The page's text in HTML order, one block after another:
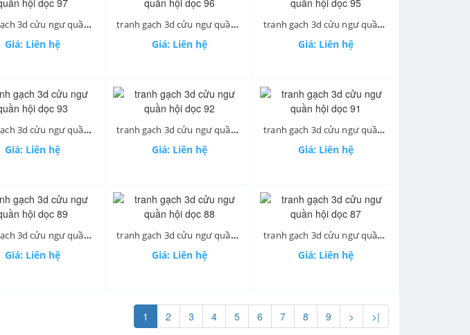
tranh gạch 3d cửu ngư quần hội dọc 97
Giá: Liên hệ
tranh gạch 3d cửu ngư quần hội dọc 96
Giá: Liên hệ
tranh gạch 3d cửu ngư quần hội dọc 95
Giá: Liên hệ
tranh gạch 3d cửu ngư quần hội dọc 93
Giá: Liên hệ
tranh gạch 3d cửu ngư quần hội dọc 92
Giá: Liên hệ
tranh gạch 3d cửu ngư quần hội dọc 91
Giá: Liên hệ
tranh gạch 3d cửu ngư quần hội dọc 89
Giá: Liên hệ
tranh gạch 3d cửu ngư quần hội dọc 88
Giá: Liên hệ
tranh gạch 3d cửu ngư quần hội dọc 87
Giá: Liên hệ
1 2 3 4 5 6 7 8 9 > >|